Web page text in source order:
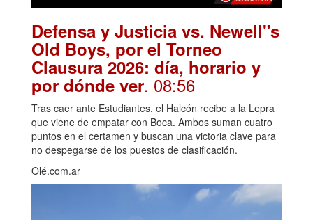
Defensa y Justicia vs. Newell"s
Old Boys, por el Torneo
Clausura 2026: día, horario y
por dónde ver. 08:56
Tras caer ante Estudiantes, el Halcón recibe a la Lepra
que viene de empatar con Boca. Ambos suman cuatro
puntos en el certamen y buscan una victoria clave para
no despegarse de los puestos de clasificación.
Olé.com.ar